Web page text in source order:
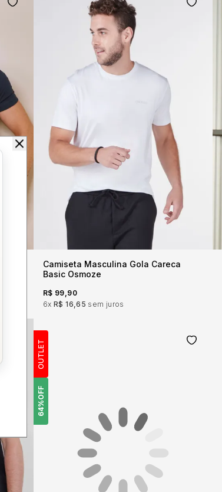
Camiseta Masculina Gola Careca
Basic Osmoze
R$ 99,90
6xR$ 16,65 sem juros
64%
OFF
OUTLET